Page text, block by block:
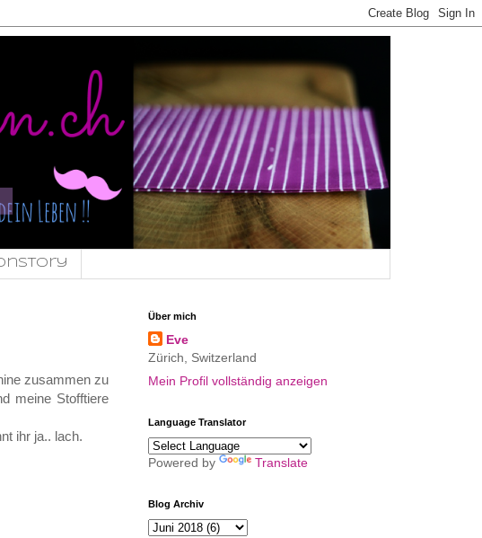
zusammen zu
meine Stofftiere
ihr ja.. lach.
Über mich
Eve
Zürich, Switzerland
Mein Profil vollständig anzeigen
Language Translator
Powered by Translate
Blog Archiv